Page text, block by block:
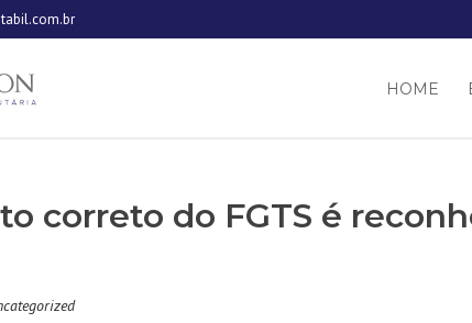
HOME
correto do FGTS é